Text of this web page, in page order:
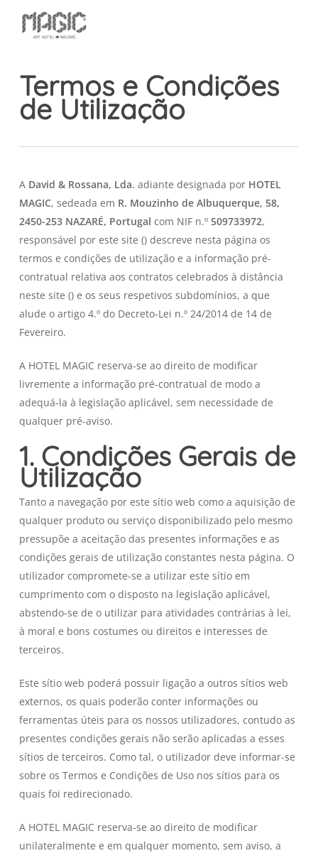
Termos e Condições
de Utilização
A David & Rossana, Lda. adiante designada por HOTEL
MAGIC, sedeada em R. Mouzinho de Albuquerque, 58,
2450-253 NAZARÉ, Portugal com NIF n.º 509733972,
responsável por este site () descreve nesta página os
termos e condições de utilização e a informação pré-
contratual relativa aos contratos celebrados à distância
neste site () e os seus respetivos subdomínios, a que
alude o artigo 4.º do Decreto-Lei n.º 24/2014 de 14 de
Fevereiro.
A HOTEL MAGIC reserva-se ao direito de modificar
livremente a informação pré-contratual de modo a
adequá-la à legislação aplicável, sem necessidade de
qualquer pré-aviso.
1. Condições Gerais de
Utilização
Tanto a navegação por este sítio web como a aquisição de
qualquer produto ou serviço disponibilizado pelo mesmo
pressupõe a aceitação das presentes informações e as
condições gerais de utilização constantes nesta página. O
utilizador compromete-se a utilizar este sítio em
cumprimento com o disposto na legislação aplicável,
abstendo-se de o utilizar para atividades contrárias à lei,
à moral e bons costumes ou direitos e interesses de
terceiros.
Este sítio web poderá possuir ligação a outros sítios web
externos, os quais poderão conter informações ou
ferramentas úteis para os nossos utilizadores, contudo as
presentes condições gerais não serão aplicadas a esses
sítios de terceiros. Como tal, o utilizador deve informar-se
sobre os Termos e Condições de Uso nos sítios para os
quais foi redirecionado.
A HOTEL MAGIC reserva-se ao direito de modificar
unilateralmente e em qualquer momento, sem aviso, a